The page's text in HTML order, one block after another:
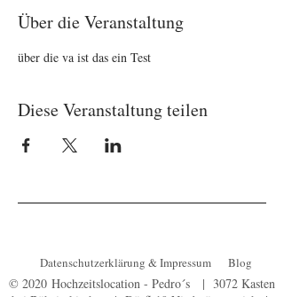
Über die Veranstaltung
über die va ist das ein Test
Diese Veranstaltung teilen
Datenschutzerklärung & Impressum Blog
© 2020 Hochzeitslocation - Pedro´s | 3072 Kasten